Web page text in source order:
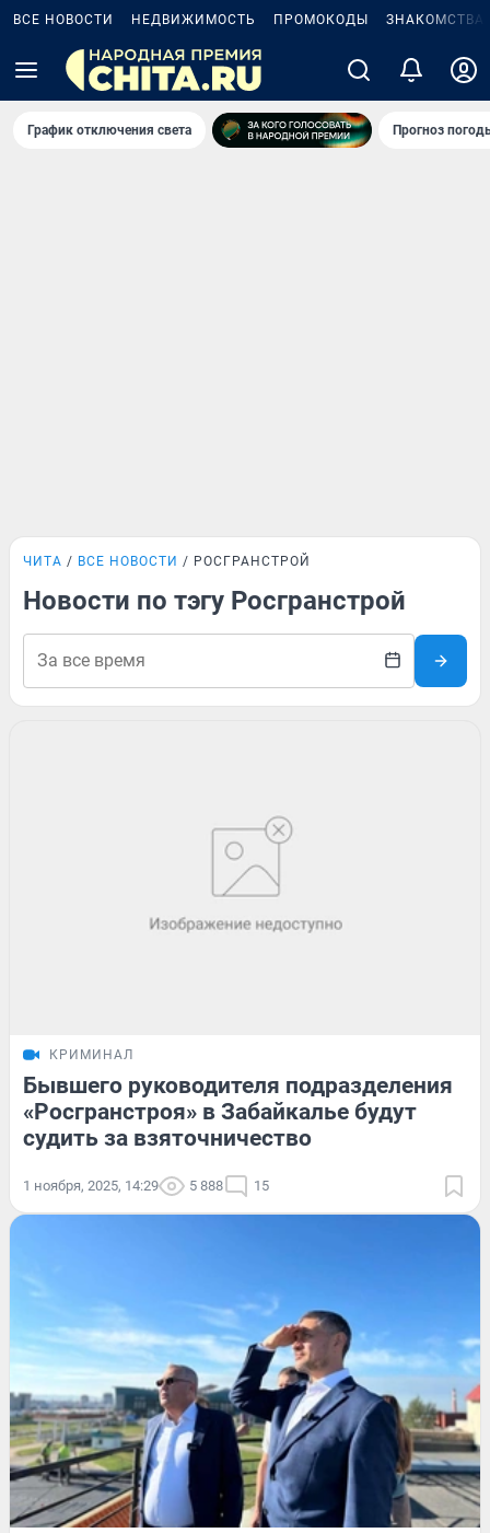
ВСЕ НОВОСТИ НЕДВИЖИМОСТЬ ПРОМОКОДЫ ЗНАКОМСТВА
График отключения света Прогноз
ЧИТА ВСЕ НОВОСТИ РОСГРАНСТРОЙ
Новости по тэгу Росгранстрой
КРИМИНАЛ
Бывшего руководителя подразделения
«Росгранстроя» в Забайкалье будут
судить за взяточничество
1 ноября, 2025, 14:29 5 888 15